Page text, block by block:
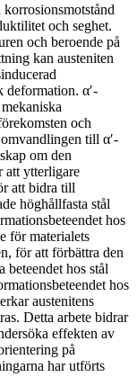
och seghet.
och beroende på
kan austeniten
deformation. α′-
och
till α′-
om den
att ytterligare
att bidra till
höghållfasta stål
hos
för materialets
för att förbättra den
beteendet hos stål
hos
austenitens
Detta arbete bidrar
effekten av
på
har utförts